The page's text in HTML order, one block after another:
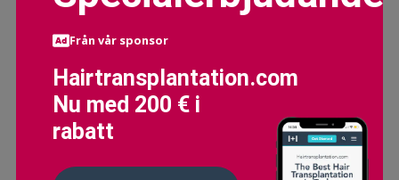
Från vår sponsor
Hairtransplantation.com
Nu med 200 € i
rabatt